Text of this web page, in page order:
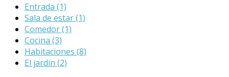
Entrada (1)
Sala de estar(1)
Comedor(1)
Cocina (3)
Habitaciones (8)
El jardín (2)